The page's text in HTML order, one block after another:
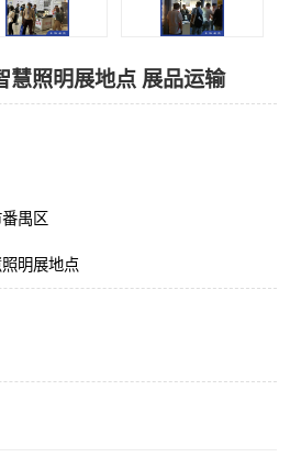
慧照明展地点 展品运输
禺区
明展地点